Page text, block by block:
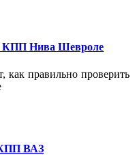
КПП Нива Шевроле
как правильно проверить
ВАЗ